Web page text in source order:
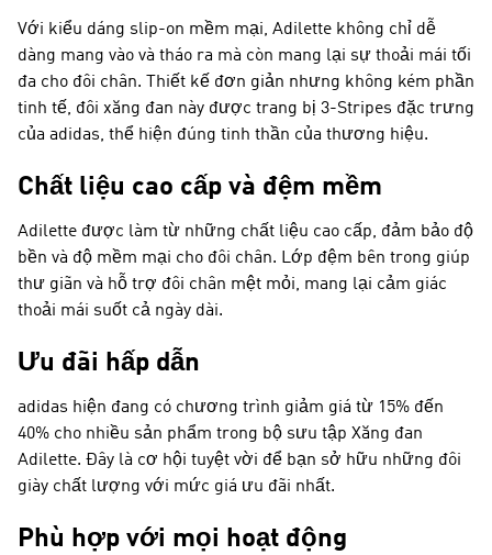
Với kiểu dáng slip-on mềm mại, Adilette không chỉ dễ
dàng mang vào và tháo ra mà còn mang lại sự thoải mái tối
đa cho đôi chân. Thiết kế đơn giản nhưng không kém phần
tinh tế, đôi xăng đan này được trang bị 3-Stripes đặc trưng
của adidas, thể hiện đúng tinh thần của thương hiệu.
Chất liệu cao cấp và đệm mềm
Adilette được làm từ những chất liệu cao cấp, đảm bảo độ
bền và độ mềm mại cho đôi chân. Lớp đệm bên trong giúp
thư giãn và hỗ trợ đôi chân mệt mỏi, mang lại cảm giác
thoải mái suốt cả ngày dài.
Ưu đãi hấp dẫn
adidas hiện đang có chương trình giảm giá từ 15% đến
40% cho nhiều sản phẩm trong bộ sưu tập Xăng đan
Adilette. Đây là cơ hội tuyệt vời để bạn sở hữu những đôi
giày chất lượng với mức giá ưu đãi nhất.
Phù hợp với mọi hoạt động